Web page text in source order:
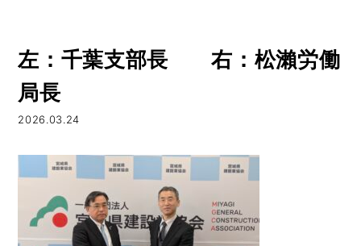
左：千葉支部長 右：松瀨労働
局長
2026.03.24